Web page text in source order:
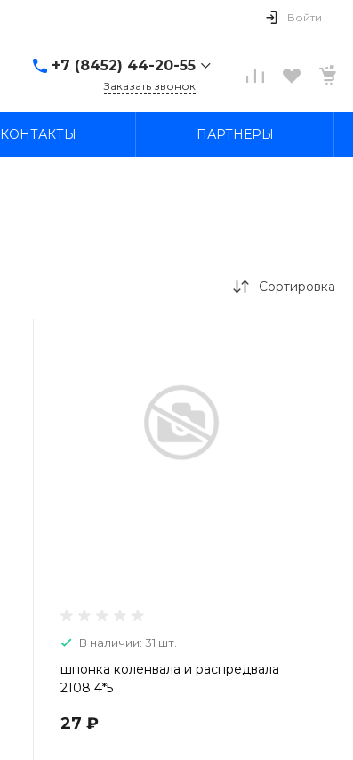
Войти
+7 (8452) 44-20-55
г. Саратов, ул. В.М. Азина
Вопросы по прицепам
Пн-Пт: 9:00-20:00 Cб-Вс:
Заказать звонок
КОНТАКТЫ ПАРТНЕРЫ
Сортировка
В наличии: 31 шт.
шпонка коленвала и распредвала
2108 4*5
27 ₽